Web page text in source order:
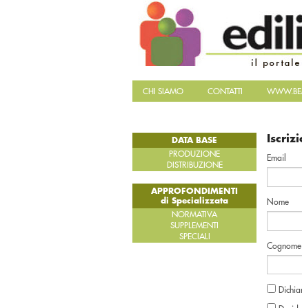
CHI SIAMO CONTATTI
Email
Nome
Cognome
DATA BASE
PRODUZIONE
DISTRIBUZIONE
APPROFONDIMENTI
di Specializzata
NORMATIVA
SUPPLEMENTI
SPECIALI